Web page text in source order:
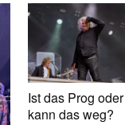
Ist das Prog oder
kann das weg?